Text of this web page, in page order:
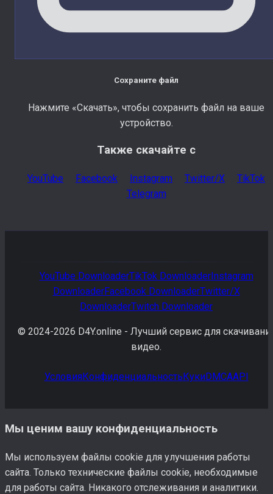
Сохраните файл
Нажмите «Скачать», чтобы сохранить файл на ваше
устройство.
Также скачайте с
YouTube Facebook Instagram Twitter/X
TikTok
Telegram
YouTube DownloaderTikTokDownloaderInstagram
DownloaderFacebookDownloaderTwitter/X
DownloaderTwitch Downloader
© 2024-2026 D4Y.online - Лучший сервис для
видео.
УсловияКонфиденциальность КукиDMCAAPI
Мы ценим вашу конфиденциальность
Мы используем файлы cookie для улучшения работы
сайта. Только технические файлы cookie, необходимые
для работы сайта. Никакого отслеживания и аналитики.